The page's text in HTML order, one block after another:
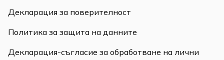
Декларация за поверителност
Политика за защита на данните
Декларация-съгласие за обработване на лични